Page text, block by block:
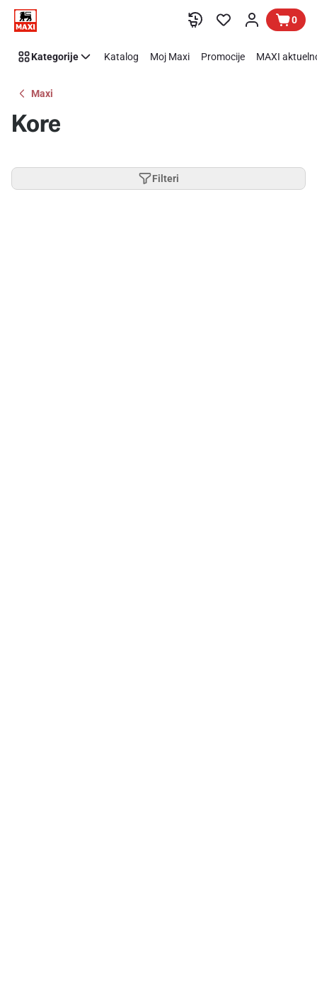
Preskoči link 0
Kategorije Katalog Moj Maxi Promocije MAXI
Maxi
Kore
Filteri